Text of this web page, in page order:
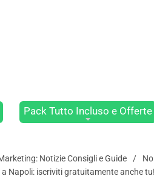
Pack Tutto Incluso e Offerte
Notizie Consigli e Guide
Napoli: iscriviti gratuitamente anche tu!